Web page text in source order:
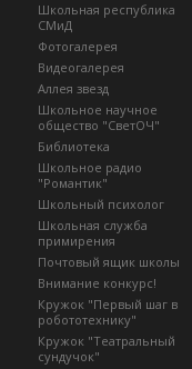
Школьная республика
СМиД
Фотогалерея
Видеогалерея
Аллея звезд
Школьное научное
общество "СветОЧ"
Библиотека
Школьное радио
"Романтик"
Школьный психолог
Школьная служба
примирения
Почтовый ящик школы
Внимание конкурс!
Кружок "Первый шаг в
робототехнику"
Кружок "Театральный
сундучок"